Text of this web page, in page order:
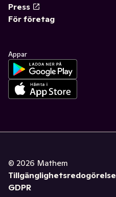
Press
För företag
Appar
© 2026 Mathem
Tillgänglighetsredogörelse
GDPR